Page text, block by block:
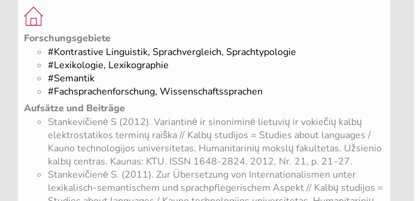
Forschungsgebiete
#Kontrastive Linguistik, Sprachvergleich, Sprachtypologie
#Lexikologie, Lexikographie
#Semantik
#Fachsprachenforschung, Wissenschaftssprachen
Aufsätze und Beiträge
Stankevičienė S (2012). Variantinė ir sinoniminė lietuvių ir vokiečių kalbų
elektrostatikos terminų raiška // Kalbų studijos = Studies about languages /
Kauno technologijos universitetas. Humanitarinių mokslų fakultetas. Užsienio
kalbų centras. Kaunas: KTU. ISSN 1648-2824. 2012, Nr. 21, p. 21–27.
Stankevičienė S. (2011). Zur Übersetzung von Internationalismen unter
lexikalisch-semantischem und sprachpflegerischem Aspekt // Kalbų studijos =